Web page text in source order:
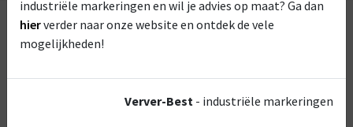
industriële markeringen en wil je advies op maat? Ga dan
hierverder naar onze website en ontdek de vele
mogelijkheden!
Verver-Best - industriële markeringen
diverse soorten, maten en materialen. Voorbeelden hiervan
zijn processchema’s, bellentableaus,